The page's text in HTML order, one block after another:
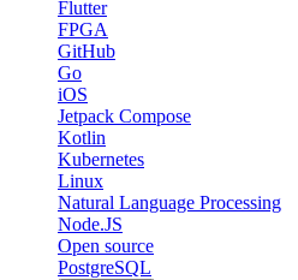
Flutter
FPGA
GitHub
Go
iOS
Jetpack Compose
Kotlin
Kubernetes
Linux
Natural Language Processing
Node.JS
Open source
PostgreSQL